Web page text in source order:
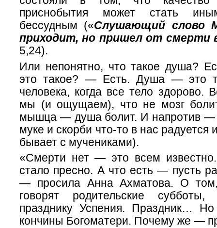
приснобытия может стать
бессудным («Слушающий слово
приходит, но пришел от смерти
5,24).
Или непонятно, что такое душа?
это такое? — Есть. Душа — это
человека, когда все тело здорово.
мы (и ощущаем), что не мозг
мышца — душа болит. И напротив —
муке и скорби что-то в нас радуется
бывает с мучениками).
«Смерти нет — это всем
стало пресно. А что есть — пусть
— просила Анна Ахматова. О
говорят родительские
празднику Успения. Праздник…
кончины Богоматери. Почему же —